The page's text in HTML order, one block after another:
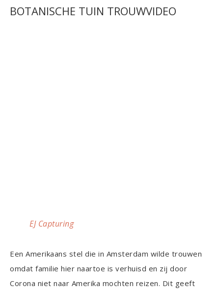
BOTANISCHE TUIN TROUWVIDEO
EJ Capturing
Een Amerikaans stel die in Amsterdam wilde trouwen
omdat familie hier naartoe is verhuisd en zij door
Corona niet naar Amerika mochten reizen. Dit geeft